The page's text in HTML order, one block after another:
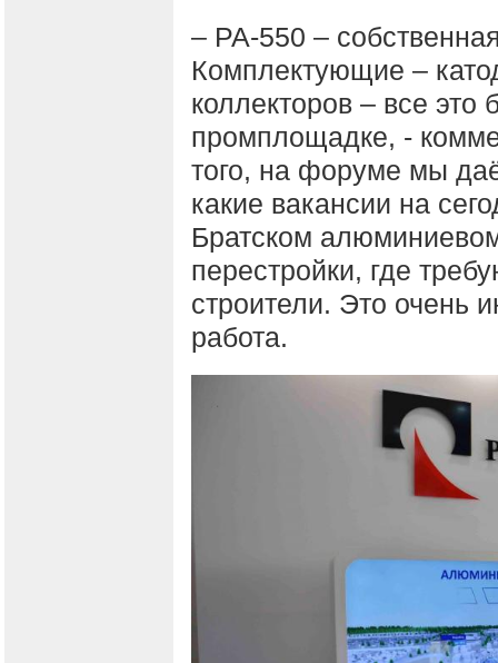
– РА-550 –
Комплектующие –
коллекторов – все это
промплощадке, -
того, на форуме мы
какие вакансии на
Братском
перестройки, где
строители. Это очень
работа.